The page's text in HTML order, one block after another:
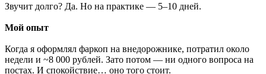
Звучит долго? Да. Но на практике — 5–10 дней.
Мой опыт
Когда я оформлял фаркоп на внедорожнике, потратил около
недели и ~8 000 рублей. Зато потом — ни одного вопроса на
постах. И спокойствие… оно того стоит.